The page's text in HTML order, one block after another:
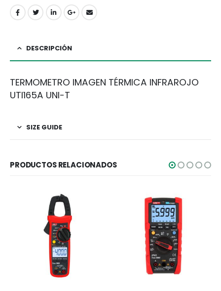
DESCRIPCIÓN
TERMOMETRO IMAGEN TÉRMICA INFRAROJO
UTI165A UNI-T
SIZE GUIDE
PRODUCTOS RELACIONADOS